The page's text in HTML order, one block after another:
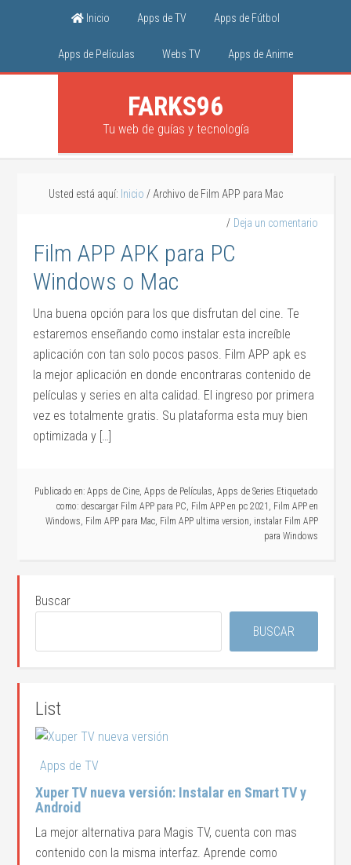
Inicio Apps de TV Apps de Fútbol
Apps de Películas Webs TV Apps de Anime
FARKS96
Tu web de guías y tecnología
Usted está aquí: Inicio / Archivo de Film APP para Mac
Deja un comentario
Film APP APK para PC
Windows o Mac
Una buena opción para los que disfrutan del cine. Te
estaremos enseñando como instalar esta increíble
aplicación con tan solo pocos pasos. Film APP apk es
la mejor aplicación en donde encontraras contenido de
películas y series en alta calidad. El ingreso por primera
vez es totalmente gratis. Su plataforma esta muy bien
optimizada y […]
Publicado en: Apps de Cine, Apps de Películas, Apps de Series Etiquetado
como: descargar Film APP para PC, Film APP en pc 2021 , Film APP en
Windows, Film APP para Mac, Film APP ultima version, instalar Film APP
para Windows
Buscar
BUSCAR
List
Apps de TV
Xuper TV nueva versión: Instalar en Smart TV y
Android
La mejor alternativa para Magis TV, cuenta con mas
contenido con la misma interfaz. Aprende como